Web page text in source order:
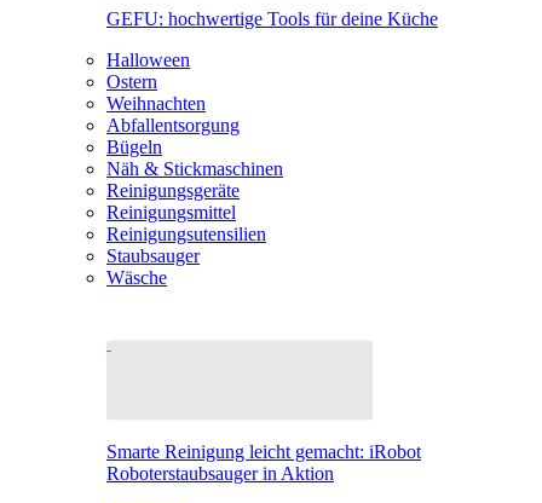
GEFU: hochwertige Tools für deine Küche
Halloween
Ostern
Weihnachten
Abfallentsorgung
Bügeln
Näh & Stickmaschinen
Reinigungsgeräte
Reinigungsmittel
Reinigungsutensilien
Staubsauger
Wäsche
Smarte Reinigung leicht gemacht: iRobot
Roboterstaubsauger in Aktion